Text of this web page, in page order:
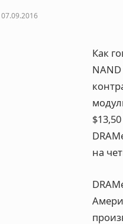
07.09.2016
Как
на